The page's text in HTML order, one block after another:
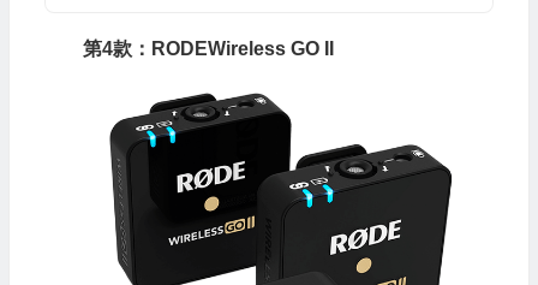
第4款：RODEWireless GO II